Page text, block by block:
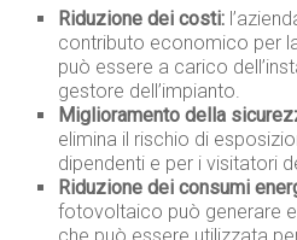
Riduzione dei costi:
contributo economico per
può essere a carico
gestore dell’impianto.
Miglioramento della
elimina il rischio di
dipendenti e per i visitatori
Riduzione dei consumi
fotovoltaico può generare